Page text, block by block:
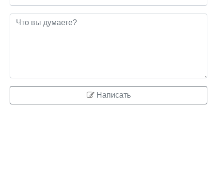
Написать